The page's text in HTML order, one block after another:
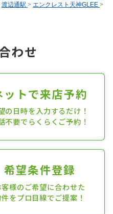
渡辺通駅 > エンクレスト天神GLEE >
わせ
ットで来店予約
の日時を入力するだけ！
不要でらくらくご予約！
希望条件登録
客様のご希望に合わせた
をプロ目線でご提案！